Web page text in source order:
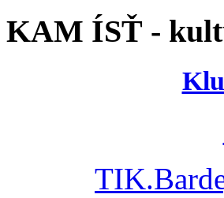
KAM ÍSŤ -